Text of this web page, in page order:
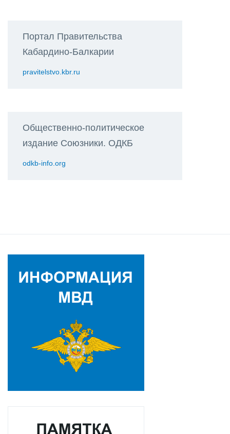
Портал Правительства
Кабардино-Балкарии
pravitelstvo.kbr.ru
Общественно-политическое
издание Союзники. ОДКБ
odkb-info.org